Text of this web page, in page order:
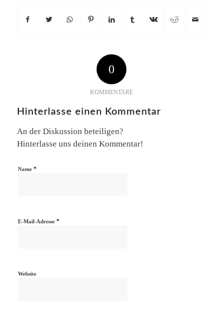
0
KOMMENTARE
Hinterlasse einen Kommentar
An der Diskussion beteiligen?
Hinterlasse uns deinen Kommentar!
Name *
E-Mail-Adresse *
Website